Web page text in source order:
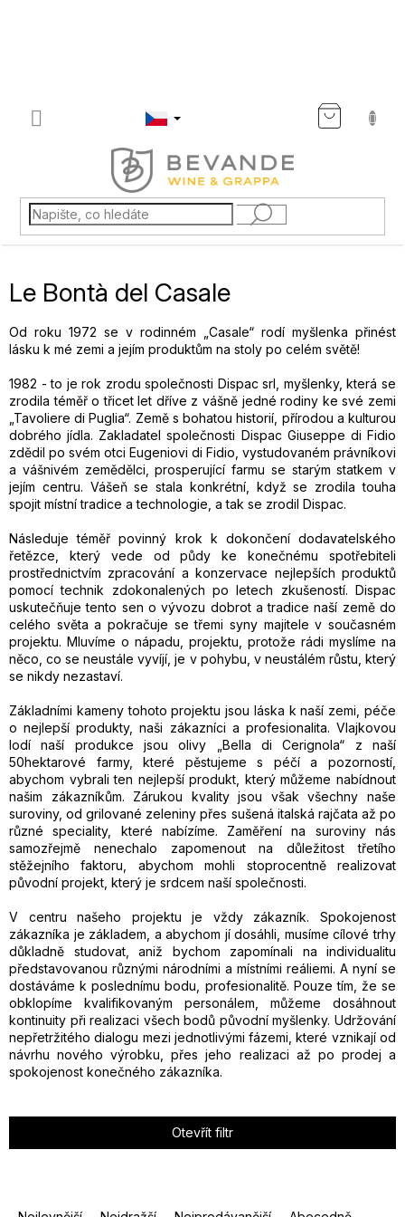
Le Bontà del Casale
Od roku 1972 se v rodinném „Casale“ rodí myšlenka přinést
lásku k mé zemi a jejím produktům na stoly po celém světě!
1982 - to je rok zrodu společnosti Dispac srl, myšlenky, která se
zrodila téměř o třicet let dříve z vášně jedné rodiny ke své zemi
„Tavoliere di Puglia“. Země s bohatou historií, přírodou a kulturou
dobrého jídla. Zakladatel společnosti Dispac Giuseppe di Fidio
zdědil po svém otci Eugeniovi di Fidio, vystudovaném právníkovi
a vášnivém zemědělci, prosperující farmu se starým statkem v
jejím centru. Vášeň se stala konkrétní, když se zrodila touha
spojit místní tradice a technologie, a tak se zrodil Dispac.
Následuje téměř povinný krok k dokončení dodavatelského
řetězce, který vede od půdy ke konečnému spotřebiteli
prostřednictvím zpracování a konzervace nejlepších produktů
pomocí technik zdokonalených po letech zkušeností. Dispac
uskutečňuje tento sen o vývozu dobrot a tradice naší země do
celého světa a pokračuje se třemi syny majitele v současném
projektu. Mluvíme o nápadu, projektu, protože rádi myslíme na
něco, co se neustále vyvíjí, je v pohybu, v neustálém růstu, který
se nikdy nezastaví.
Základními kameny tohoto projektu jsou láska k naší zemi, péče
o nejlepší produkty, naši zákazníci a profesionalita. Vlajkovou
lodí naší produkce jsou olivy „Bella di Cerignola“ z naší
50hektarové farmy, které pěstujeme s péčí a pozorností,
abychom vybrali ten nejlepší produkt, který můžeme nabídnout
našim zákazníkům. Zárukou kvality jsou však všechny naše
suroviny, od grilované zeleniny přes sušená italská rajčata až po
různé speciality, které nabízíme. Zaměření na suroviny nás
samozřejmě nenechalo zapomenout na důležitost třetího
stěžejního faktoru, abychom mohli stoprocentně realizovat
původní projekt, který je srdcem naší společnosti.
V centru našeho projektu je vždy zákazník. Spokojenost
zákazníka je základem, a abychom jí dosáhli, musíme cílové trhy
důkladně studovat, aniž bychom zapomínali na individualitu
představovanou různými národními a místními reáliemi. A nyní se
dostáváme k poslednímu bodu, profesionalitě. Pouze tím, že se
obklopíme kvalifikovaným personálem, můžeme dosáhnout
kontinuity při realizaci všech bodů původní myšlenky. Udržování
nepřetržitého dialogu mezi jednotlivými fázemi, které vznikají od
návrhu nového výrobku, přes jeho realizaci až po prodej a
spokojenost konečného zákazníka.
Otevřít filtr